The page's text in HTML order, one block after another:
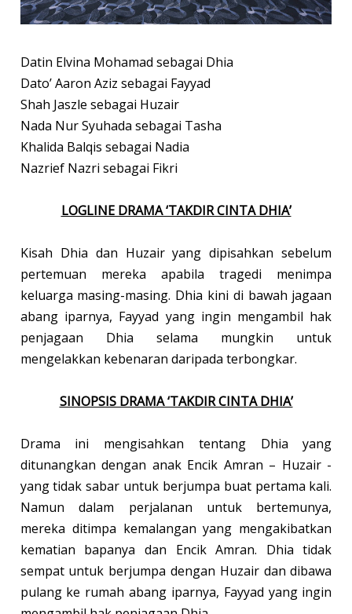
Datin Elvina Mohamad sebagai Dhia
Dato’ Aaron Aziz sebagai Fayyad
Shah Jaszle sebagai Huzair
Nada Nur Syuhada sebagai Tasha
Khalida Balqis sebagai Nadia
Nazrief Nazri sebagai Fikri
LOGLINE DRAMA ‘TAKDIR CINTA DHIA’
Kisah Dhia dan Huzair yang dipisahkan sebelum
pertemuan mereka apabila tragedi menimpa
keluarga masing-masing. Dhia kini di bawah jagaan
abang iparnya, Fayyad yang ingin mengambil hak
penjagaan Dhia selama mungkin untuk
mengelakkan kebenaran daripada terbongkar.
SINOPSIS DRAMA ‘TAKDIR CINTA DHIA’
Drama ini mengisahkan tentang Dhia yang
ditunangkan dengan anak Encik Amran – Huzair -
yang tidak sabar untuk berjumpa buat pertama kali.
Namun dalam perjalanan untuk bertemunya,
mereka ditimpa kemalangan yang mengakibatkan
kematian bapanya dan Encik Amran. Dhia tidak
sempat untuk berjumpa dengan Huzair dan dibawa
pulang ke rumah abang iparnya, Fayyad yang ingin